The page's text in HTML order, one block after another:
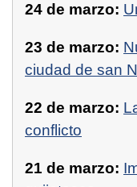
24 de marzo:
23 de marzo:
ciudad de san
22 de marzo:
conflicto
21 de marzo: